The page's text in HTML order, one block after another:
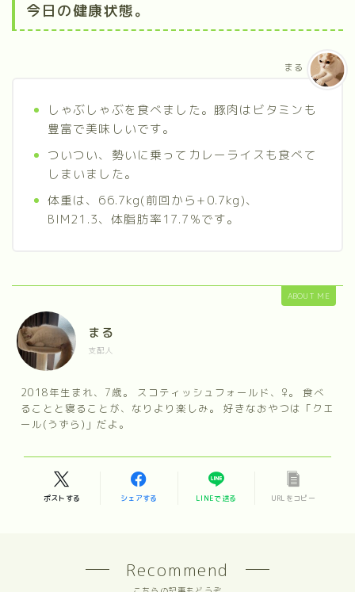
今日の健康状態。
しゃぶしゃぶを食べました。豚肉はビタミンも
豊富で美味しいです。
ついつい、勢いに乗ってカレーライスも食べて
しまいました。
体重は、66.7kg(前回から+0.7kg)、
BIM21.3、体脂肪率17.7%です。
まる
ABOUT ME
まる
支配人
2018年生まれ、7歳。 スコティッシュフォールド、♀。 食べ
ることと寝ることが、なりより楽しみ。 好きなおやつは「クエ
ール(うずら)」だよ。
ポストする シェアする LINEで送る URLをコピー
Recommend